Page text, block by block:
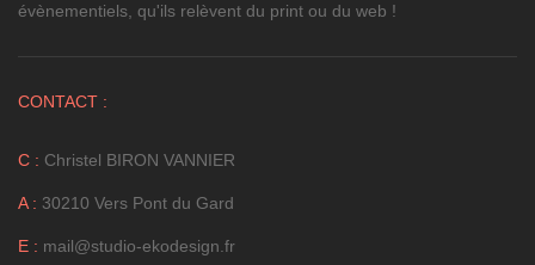
évènementiels, qu'ils relèvent du print ou du web !
CONTACT :
C : Christel BIRON VANNIER
A : 30210 Vers Pont du Gard
E : mail@studio-ekodesign.fr